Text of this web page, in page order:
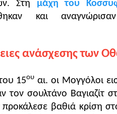
Στη μάχη του
και
ανάσχεσης των
15ου αι. οι Μογγόλοι
τον σουλτάνο Βαγιαζίτ
βαθιά κρίση